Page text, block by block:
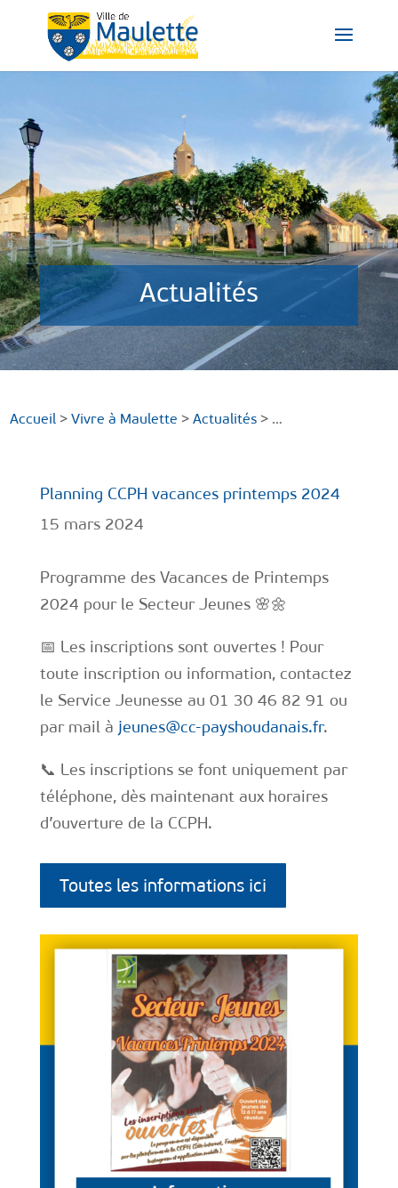
Actualités
Accueil >Vivre à Maulette > Actualités > …
Planning CCPH vacances printemps 2024
15 mars 2024
Programme des Vacances de Printemps
2024 pour le Secteur Jeunes 🌸🌼
📅 Les inscriptions sont ouvertes ! Pour
toute inscription ou information, contactez
le Service Jeunesse au 01 30 46 82 91 ou
par mail à jeunes@cc-payshoudanais.fr.
📞 Les inscriptions se font uniquement par
téléphone, dès maintenant aux horaires
d’ouverture de la CCPH.
Toutes les informations ici